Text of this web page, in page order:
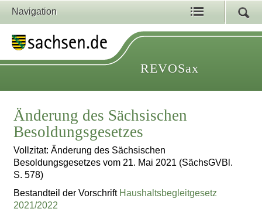
Navigation
REVOSax
Änderung des Sächsischen
Besoldungsgesetzes
Vollzitat: Änderung des Sächsischen
Besoldungsgesetzes vom 21. Mai 2021 (SächsGVBl.
S. 578)
Bestandteil der Vorschrift Haushaltsbegleitgesetz
2021/2022